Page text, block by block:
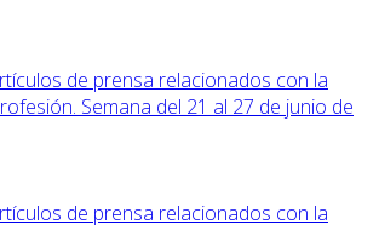
de prensa relacionados con la
Semana del 21 al 27 de junio de
de prensa relacionados con la